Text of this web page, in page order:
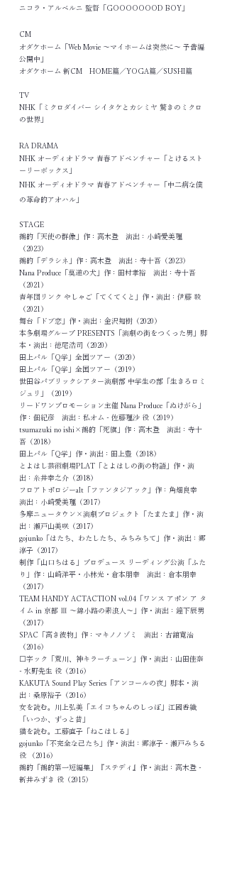
ニコラ・アルベルニ 監督「GOOOOOOOD BOY」
CM
オダケホーム「Web Movie ～マイホームは突然に～ 予告編
公開中」
オダケホーム 新CM HOME篇／YOGA篇／SUSHI篇
TV
NHK「ミクロダイバー シイタケとカシミヤ 驚きのミクロ
の世界」
RA DRAMA
NHK オーディオドラマ 青春アドベンチャー「とけるスト
ーリーボックス」
NHK オーディオドラマ 青春アドベンチャー「中二病な僕
の革命的アオハル」
STAGE
鵺的「天使の群像」作：高木登 演出：小崎愛美理
（2023）
鵺的「デラシネ」作：高木登 演出：寺十吾（2023）
Nana Produce「莫逆の犬」作：田村孝裕 演出：寺十吾
（2021）
青年団リンク やしゃご「てくてくと」作・演出：伊藤 毅
（2021）
舞台「ドブ恋」作・演出：金沢知樹（2020）
本多劇場グループ PRESENTS「演劇の街をつくった男」脚
本・演出：徳尾浩司（2020）
田上パル「Q学」全国ツアー（2020）
田上パル「Q学」全国ツアー（2019）
世田谷パブリックシアター演劇部 中学生の部「生きろロミ
ジュリ」（2019）
リードワンプロモーション主催 Nana Produce「ぬけがら」
作：佃紀彦 演出：私オム - 佐藤理沙 役（2019）
tsumazuki no ishi×鵺的「死旗」作：高木登 演出：寺十
吾（2018）
田上パル「Q学」作・演出：田上豊（2018）
とよはし芸術劇場PLAT「とよはしの街の物語」作・演
出：糸井幸之介（2018）
フロアトポロジーalt「ファンタジアック」作：角畑良幸
演出：小崎愛美理（2017）
多摩ニュータウン×演劇プロジェクト「たまたま」作・演
出：瀬戸山美咲（2017）
gojunko「はたち、わたしたち、みちみちて」作・演出：郷
淳子（2017）
制作「山口ちはる」プロデュース リーディング公演「ふた
り」作：山崎洋平・小林光・倉本朋幸 演出：倉本朋幸
（2017）
TEAM HANDY ACTACTION vol.04「ワンス アポン ア タ
イム in 京都 Ⅲ 〜錦小路の素浪人〜」作・演出：鐘下辰男
（2017）
SPAC「高き彼物」作：マキノノゾミ 演出：古舘寛治
（2016）
□字ック「荒川、神キラーチューン」作・演出：山田佳奈
- 水野先生 役（2016）
KAKUTA Sound Play Series「アンコールの夜」脚本・演
出：桑原裕子（2016）
女を読む。川上弘美「エイコちゃんのしっぽ」江國香織
「いつか、ずっと昔」
猫を読む。工藤直子「ねこはしる」
gojunko「不完全な己たち」作・演出：郷淳子 - 瀬戸みちる
役 （2016）
鵺的「鵺的第一短編集」『ステディ』作・演出：高木登 -
新井みずき 役（2015）